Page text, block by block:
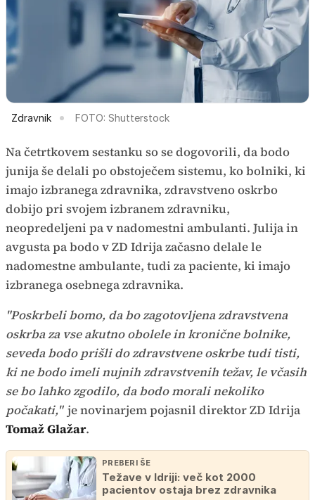
Zdravnik FOTO: Shutterstock
Na četrtkovem sestanku so se dogovorili, da bodo
junija še delali po obstoječem sistemu, ko bolniki, ki
imajo izbranega zdravnika, zdravstveno oskrbo
dobijo pri svojem izbranem zdravniku,
neopredeljeni pa v nadomestni ambulanti. Julija in
avgusta pa bodo v ZD Idrija začasno delale le
nadomestne ambulante, tudi za paciente, ki imajo
izbranega osebnega zdravnika.
"Poskrbeli bomo, da bo zagotovljena zdravstvena
oskrba za vse akutno obolele in kronične bolnike,
seveda bodo prišli do zdravstvene oskrbe tudi tisti,
ki ne bodo imeli nujnih zdravstvenih težav, le včasih
se bo lahko zgodilo, da bodo morali nekoliko
počakati," je novinarjem pojasnil direktor ZD Idrija
Tomaž Glažar.
PREBERI ŠE
Težave v Idriji: več kot 2000
pacientov ostaja brez zdravnika